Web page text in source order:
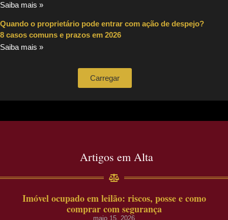
Saiba mais »
Quando o proprietário pode entrar com ação de despejo?
8 casos comuns e prazos em 2026
Saiba mais »
Carregar
Artigos em Alta
Imóvel ocupado em leilão: riscos, posse e como
comprar com segurança
maio 15, 2026